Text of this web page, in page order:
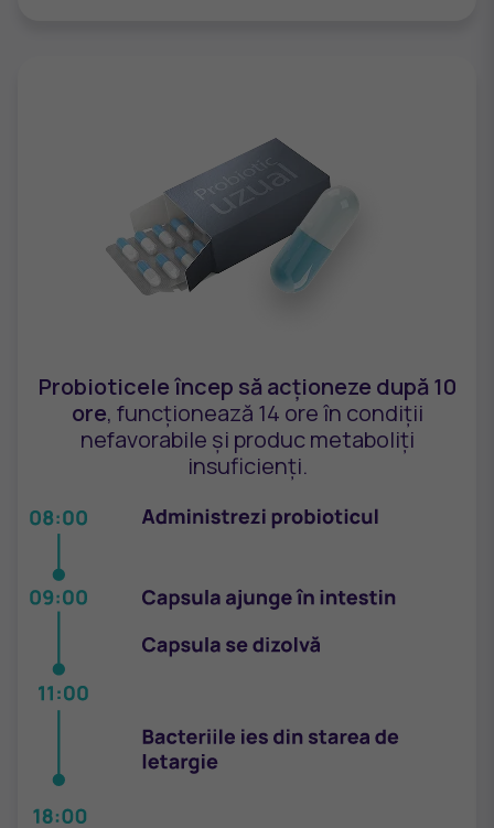
Probioticele încep să acționeze după 10
ore, funcționează 14 ore în condiții
nefavorabile și produc metaboliți
insuficienți.